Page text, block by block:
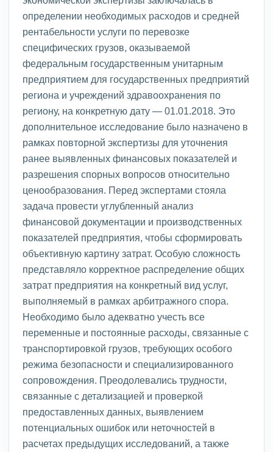
определении необходимых расходов и средней
рентабельности услуги по перевозке
специфических грузов, оказываемой
федеральным государственным унитарным
предприятием для государственных предприятий
региона и учреждений здравоохранения по
региону, на конкретную дату — 01.01.2018. Это
дополнительное исследование было назначено в
рамках повторной экспертизы для уточнения
ранее выявленных финансовых показателей и
разрешения спорных вопросов относительно
ценообразования. Перед экспертами стояла
задача провести углубленный анализ
финансовой документации и производственных
показателей предприятия, чтобы сформировать
объективную картину затрат. Особую сложность
представляло корректное распределение общих
затрат предприятия на конкретный вид услуг,
выполняемый в рамках арбитражного спора.
Необходимо было адекватно учесть все
переменные и постоянные расходы, связанные с
транспортировкой грузов, требующих особого
режима безопасности и специализированного
сопровождения. Преодолевались трудности,
связанные с детализацией и проверкой
предоставленных данных, выявлением
потенциальных ошибок или неточностей в
расчетах предыдущих исследований, а также